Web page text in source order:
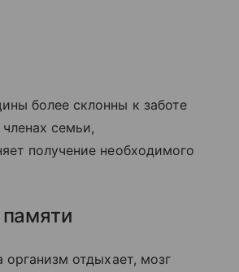
более склонны к заботе
семьи,
получение необходимого
организм отдыхает, мозг